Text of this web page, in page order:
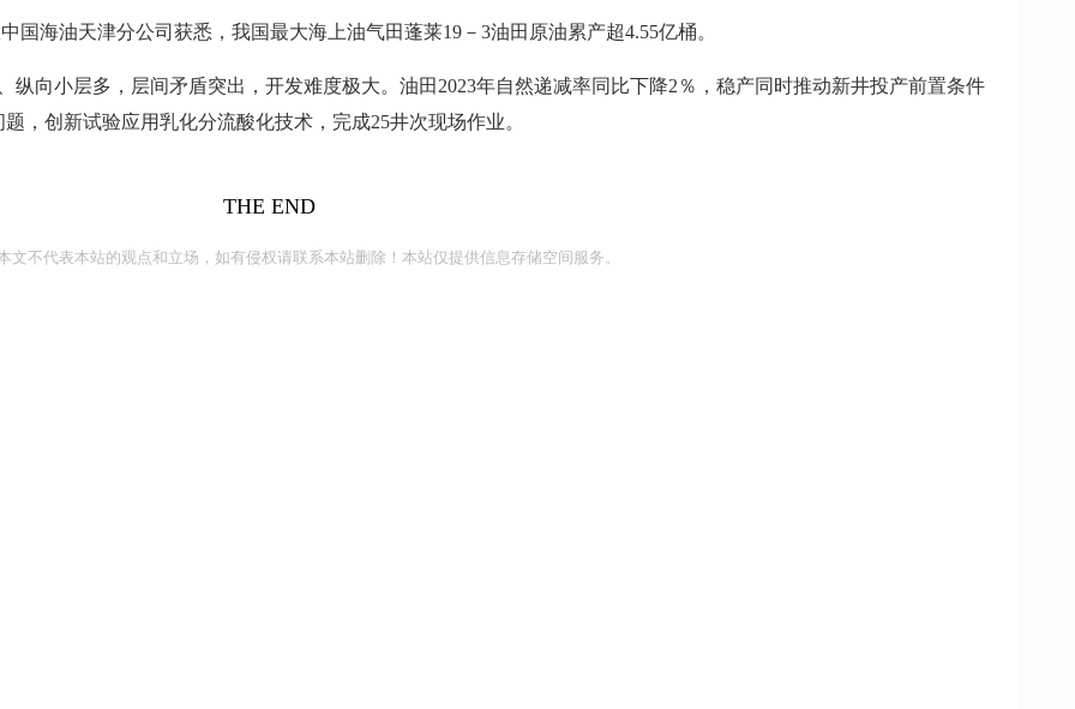
国海油天津分公司获悉，我国最大海上油气田蓬莱19－3油田原油累产超4.55亿桶。
纵向小层多，层间矛盾突出，开发难度极大。油田2023年自然递减率同比下降2％，稳产同时推动新井投产前置条件
，创新试验应用乳化分流酸化技术，完成25井次现场作业。
THE END
文不代表本站的观点和立场，如有侵权请联系本站删除！本站仅提供信息存储空间服务。